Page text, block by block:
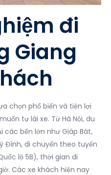
đi
Giang
chọn phổ biến và tiện lợi
tự lái xe. Từ Hà Nội, du
các bến lớn như Giáp Bát,
Đình, di chuyển theo tuyến
lộ 5B), thời gian di
Các xe khách hiện nay